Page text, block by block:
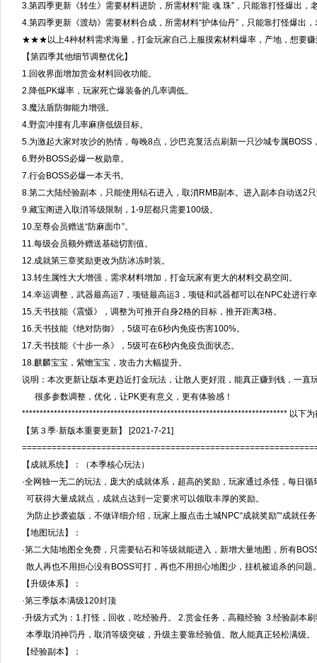
3.第四季更新《转生》需要材料进阶，所需材料“龍 魂 珠”，只能靠打怪爆出
4.第四季更新《渡劫》需要材料合成，所需材料“护体仙丹”，只能靠打怪爆出
★★★以上4种材料需求海量，打金玩家自己上服摸索材料爆率，产地，想要
【第四季其他细节调整优化】
1.回收界面增加赏金材料回收功能。
2.降低PK爆率，玩家死亡爆装备的几率调低。
3.魔法盾防御能力增强。
4.野蛮冲撞有几率麻痹低级目标。
5.为激起大家对攻沙的热情，每晚8点，沙巴克复活点刷新一只沙城专属BOSS
6.野外BOSS必爆一枚勋章。
7.行会BOSS必爆一本天书。
8.第二大陆经验副本，只能使用钻石进入，取消RMB副本。进入副本自动送2
9.藏宝阁进入取消等级限制，1-9层都只需要100级。
10.至尊会员赠送“防麻面巾”。
11.每级会员额外赠送基础切割值。
12.成就第三章奖励更改为防冰冻时装。
13.转生属性大大增强，需求材料增加，打金玩家有更大的材料交易空间。
14.幸运调整，武器最高运7，项链最高运3，项链和武器都可以在NPC处进行
15.天书技能《震慑》，调整为可推开自身2格的目标，推开距离3格。
16.天书技能《绝对防御》，5级可在6秒内免疫伤害100%。
17.天书技能《十步一杀》，5级可在6秒内免疫负面状态。
18.麒麟宝宝，紫蟾宝宝，攻击力大幅提升。
说明：本次更新让版本更趋近打金玩法，让散人更好混，能真正赚到钱，一直
很多参数调整，优化，让PK更有意义，更有体验感！
*************************************************************************** 以下
【第３季·新版本重要更新】 [2021-7-21]
【成就系统】：（本季核心玩法）
·全网独一无二的玩法，庞大的成就体系，超高的奖励，玩家通过杀怪，每日
可获得大量成就点，成就点达到一定要求可以领取丰厚的奖励。
为防止抄袭盗版，不做详细介绍，玩家上服点击土城NPC“成就奖励”“成就任
【地图玩法】：
·第二大陆地图全免费，只需要钻石和等级就能进入，新增大量地图，所有
散人再也不用担心没有BOSS可打，再也不用担心地图少，挂机被追杀的问题
【升级体系】：
·第三季版本满级120封顶
·升级方式为：1.打怪，回收，吃经验丹。 2.赏金任务，高额经验 3.经验副本
本季取消神罚丹，取消等级突破，升级主要靠经验值。散人能真正轻松满级。
【经验副本】：